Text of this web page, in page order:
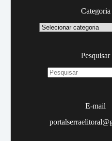
Categoria
Categoria
Pesquisar
E-mail